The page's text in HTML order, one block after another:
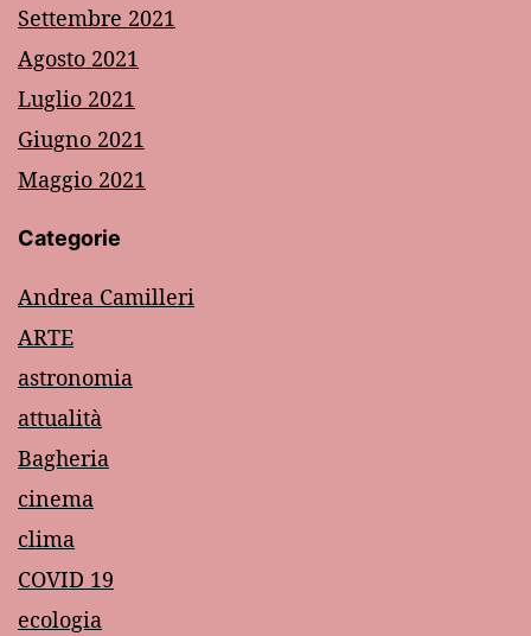
Settembre 2021
Agosto 2021
Luglio 2021
Giugno 2021
Maggio 2021
Categorie
Andrea Camilleri
ARTE
astronomia
attualità
Bagheria
cinema
clima
COVID 19
ecologia